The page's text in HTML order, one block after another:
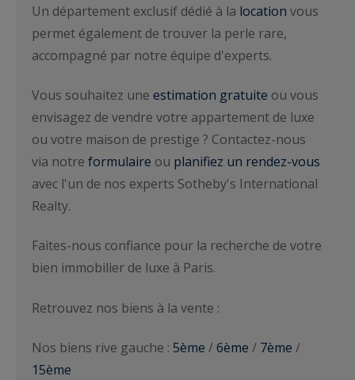
Un département exclusif dédié à la location vous
permet également de trouver la perle rare,
accompagné par notre équipe d'experts.
Vous souhaitez une estimation gratuite ou vous
envisagez de vendre votre appartement de luxe
ou votre maison de prestige ? Contactez-nous
via notre formulaire ou planifiez un rendez-vous
avec l'un de nos experts Sotheby's International
Realty.
Faites-nous confiance pour la recherche de votre
bien immobilier de luxe à Paris.
Retrouvez nos biens à la vente :
Nos biens rive gauche : 5ème /6ème / 7ème /
15ème